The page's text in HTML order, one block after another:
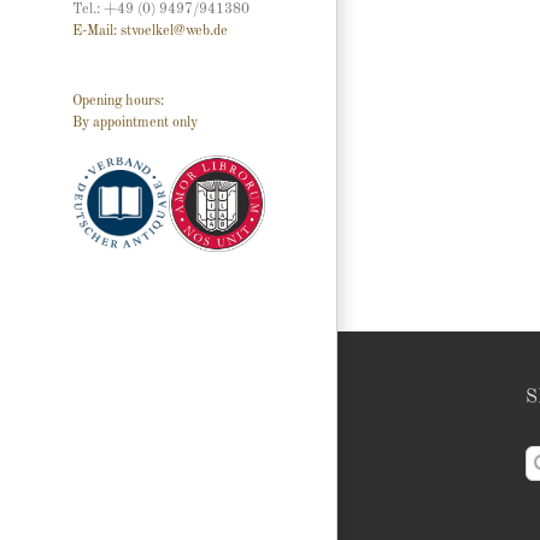
Tel.: +49 (0) 9497/941380
E-Mail: stvoelkel@web.de
Opening hours:
By appointment only